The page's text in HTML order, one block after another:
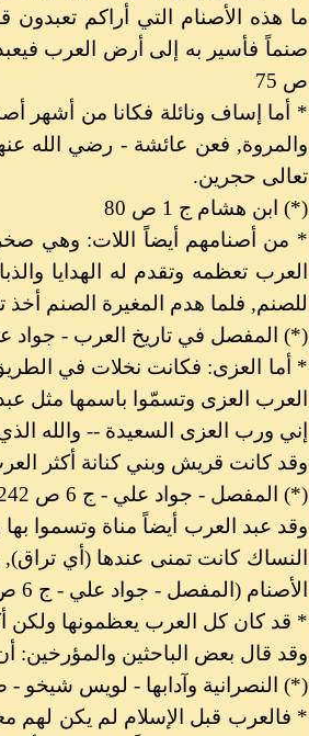
ما هذه الأصنام التي أراكم
ص 75
* أما إساف ونائلة فكانا من أشهر
والمروة, فعن عائشة - رضي الله
تعالى حجرين.
(*) ابن هشام ج 1 ص 80
* من أصنامهم أيضاً اللات: وهي
العرب تعظمه وتقدم له الهدايا
للصنم, فلما هدم المغيرة الصنم أخذ
(*) المفصل في تاريخ العرب - جواد علي -
* أما العزى: فكانت نخلات في
العرب العزى وتسمّوا باسمها مثل
إني ورب العزى السعيدة -- والله
وقد كانت قريش وبني كنانة أكثر
(*) المفصل - جواد علي - ج 6 ص 242
وقد عبد العرب أيضاً مناة وتسموا
النساك كانت تمنى عندها (أي
الأصنام (المفصل - جواد علي - ج 6 ص 247),
* قد كان كل العرب يعظمونها ولكن
وقد قال بعض الباحثين والمؤرخين:
(*) النصرانية وآدابها - لويس شيخو - ص